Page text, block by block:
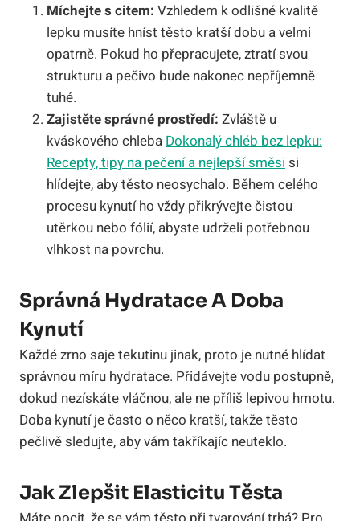
Míchejte s citem: Vzhledem k odlišné kvalitě
lepku musíte hníst těsto kratší dobu a velmi
opatrně. Pokud ho přepracujete, ztratí svou
strukturu a pečivo bude nakonec nepříjemně
tuhé.
Zajistěte správné prostředí: Zvláště u
kváskového chlebaDokonalý chléb bez lepku:
Recepty, tipy na pečení a nejlepší směsisi
hlídejte, aby těsto neosychalo. Během celého
procesu kynutí ho vždy přikrývejte čistou
utěrkou nebo fólií, abyste udrželi potřebnou
vlhkost na povrchu.
Správná Hydratace A Doba
Kynutí
Každé zrno saje tekutinu jinak, proto je nutné hlídat
správnou míru hydratace. Přidávejte vodu postupně,
dokud nezískáte vláčnou, ale ne příliš lepivou hmotu.
Doba kynutí je často o něco kratší, takže těsto
pečlivě sledujte, aby vám takříkajíc neuteklo.
Jak Zlepšit Elasticitu Těsta